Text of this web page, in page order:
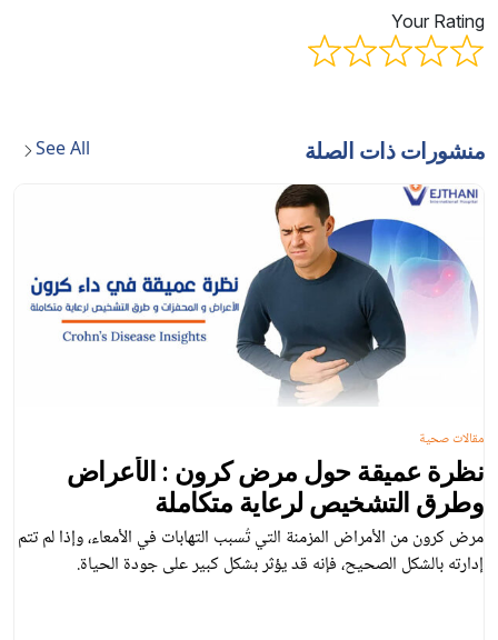
Your Rating
منشورات ذات الصلة See All
نظرة عميقة حول مرض كرون : الأعراض
وطرق التشخيص لرعاية متكاملة
مرض كرون من الأمراض المزمنة التي تُسبب التهابات في الأمعاء، وإذا لم تتم
إدارته بالشكل الصحيح، فإنه قد يؤثر بشكل كبير على جودة الحياة.
مقالات صحية